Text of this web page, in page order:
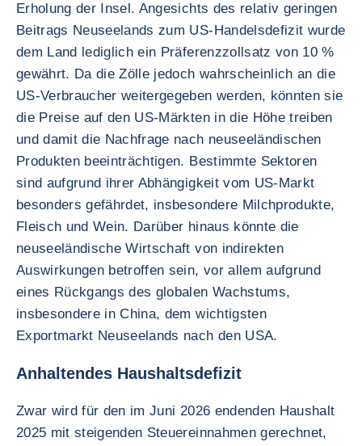
Erholung der Insel. Angesichts des relativ geringen
Beitrags Neuseelands zum US-Handelsdefizit wurde
dem Land lediglich ein Präferenzzollsatz von 10 %
gewährt. Da die Zölle jedoch wahrscheinlich an die
US-Verbraucher weitergegeben werden, könnten sie
die Preise auf den US-Märkten in die Höhe treiben
und damit die Nachfrage nach neuseeländischen
Produkten beeinträchtigen. Bestimmte Sektoren
sind aufgrund ihrer Abhängigkeit vom US-Markt
besonders gefährdet, insbesondere Milchprodukte,
Fleisch und Wein. Darüber hinaus könnte die
neuseeländische Wirtschaft von indirekten
Auswirkungen betroffen sein, vor allem aufgrund
eines Rückgangs des globalen Wachstums,
insbesondere in China, dem wichtigsten
Exportmarkt Neuseelands nach den USA.
Anhaltendes Haushaltsdefizit
Zwar wird für den im Juni 2026 endenden Haushalt
2025 mit steigenden Steuereinnahmen gerechnet,